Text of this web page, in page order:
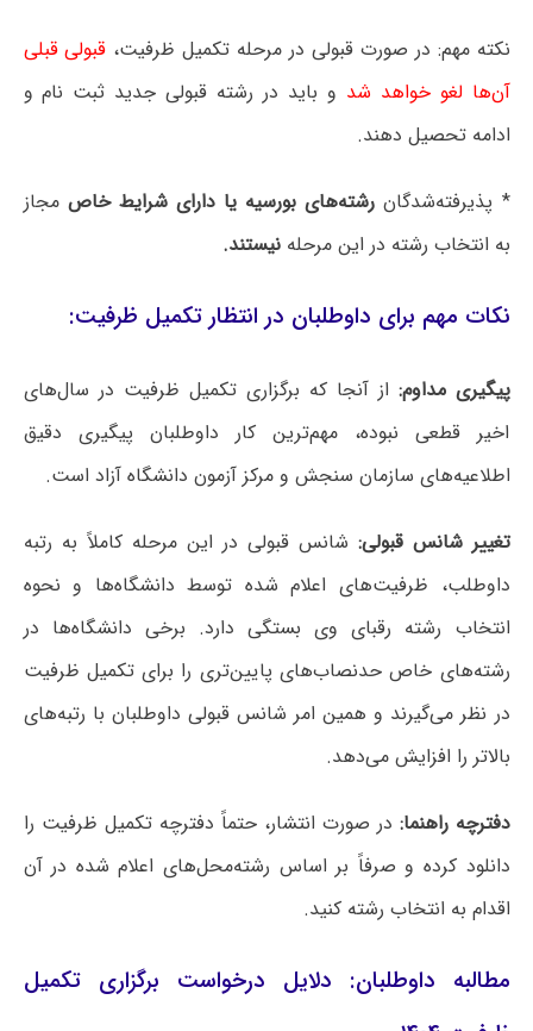
نکته مهم: در صورت قبولی در مرحله تکمیل ظرفیت، قبولی قبلی
آن‌ها لغو خواهد شد و باید در رشته قبولی جدید ثبت نام و
ادامه تحصیل دهند.
* پذیرفته‌شدگان رشته‌های بورسیه یا دارای شرایط خاص مجاز
به انتخاب رشته در این مرحلهنیستند.
نکات مهم برای داوطلبان در انتظار تکمیل ظرفیت:
پیگیری مداوم: از آنجا که برگزاری تکمیل ظرفیت در سال‌های
اخیر قطعی نبوده، مهم‌ترین کار داوطلبان پیگیری دقیق
اطلاعیه‌های سازمان سنجش و مرکز آزمون دانشگاه آزاد است.
تغییر شانس قبولی: شانس قبولی در این مرحله کاملاً به رتبه
داوطلب، ظرفیت‌های اعلام شده توسط دانشگاه‌ها و نحوه
انتخاب رشته رقبای وی بستگی دارد. برخی دانشگاه‌ها در
رشته‌های خاص حدنصاب‌های پایین‌تری را برای تکمیل ظرفیت
در نظر می‌گیرند و همین امر شانس قبولی داوطلبان با رتبه‌های
بالاتر را افزایش می‌دهد.
دفترچه راهنما: در صورت انتشار، حتماً دفترچه تکمیل ظرفیت را
دانلود کرده و صرفاً بر اساس رشته‌محل‌های اعلام شده در آن
اقدام به انتخاب رشته کنید.
مطالبه داوطلبان: دلایل درخواست برگزاری تکمیل